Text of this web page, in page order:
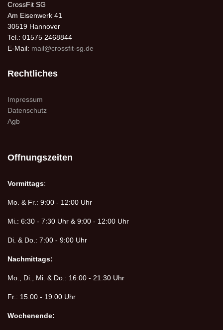
CrossFit SG
Am Eisenwerk 41
30519 Hannover
Tel.: 01575 2468844
E-Mail: mail@crossfit-sg.de
Rechtliches
Impressum
Datenschutz
Agb
Offnungszeiten
Vormittags:
Mo. & Fr.: 9:00 - 12:00 Uhr
Mi.: 6:30 - 7:30 Uhr & 9:00 - 12:00 Uhr
Di. & Do.: 7:00 - 9:00 Uhr
Nachmittags:
Mo., Di., Mi. & Do.: 16:00 - 21:30 Uhr
Fr.: 15:00 - 19:00 Uhr
Wochenende: